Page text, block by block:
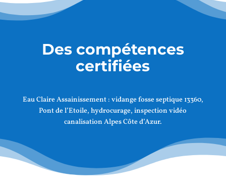
Des compétences
certifiées
Eau Claire Assainissement : vidange fosse septique 13360,
Pont de l’Etoile, hydrocurage, inspection vidéo
canalisation Alpes Côte d’Azur.